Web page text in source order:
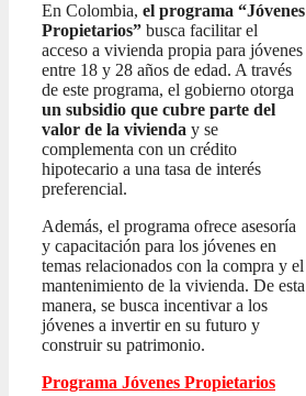
En Colombia, el programa “Jóvenes
Propietarios” busca facilitar el
acceso a vivienda propia para jóvenes
entre 18 y 28 años de edad. A través
de este programa, el gobierno otorga
un subsidio que cubre parte del
valor de la vivienda y se
complementa con un crédito
hipotecario a una tasa de interés
preferencial.
Además, el programa ofrece asesoría
y capacitación para los jóvenes en
temas relacionados con la compra y el
mantenimiento de la vivienda. De esta
manera, se busca incentivar a los
jóvenes a invertir en su futuro y
construir su patrimonio.
Programa Jóvenes Propietarios